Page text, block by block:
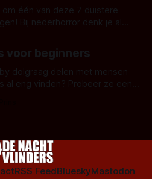
één van deze 7 duistere
je al
Maar Nederlandse horror
een aantal Nederlandse tv-
series uit het duistere of horrorgenre. Als
voor beginners
dolgraag delen met mensen
eng vinden? Probeer ze eens
RSS FeedBlueskyMastodon